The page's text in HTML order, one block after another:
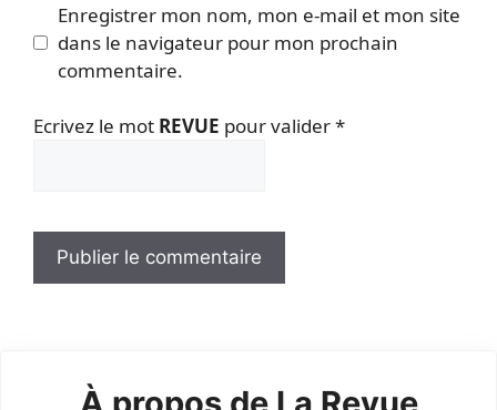
Enregistrer mon nom, mon e-mail et mon site
dans le navigateur pour mon prochain
commentaire.
Ecrivez le mot REVUE pour valider*